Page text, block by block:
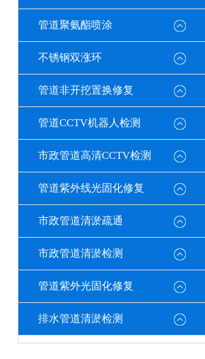
管道聚氨酯喷涂
不锈钢双涨环
管道非开挖置换修复
管道CCTV机器人检测
市政管道高清CCTV检测
管道紫外线光固化修复
市政管道清淤疏通
市政管道清淤检测
管道紫外光固化修复
排水管道清淤检测